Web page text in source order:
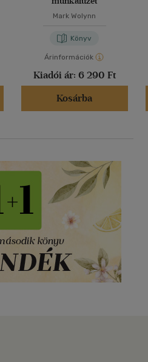
Mark Wolynn
Könyv
Árinformációk
Kiadói ár: 6 290 Ft
Kosárba